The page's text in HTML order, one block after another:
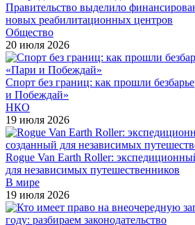
Правительство выделило
новых реабилитационных центров
Общество
20 июля 2026
Спорт без границ: как прошли
и Побеждай»
НКО
19 июля 2026
Rogue Van Earth Roller:
для независимых путешественников
В мире
19 июля 2026